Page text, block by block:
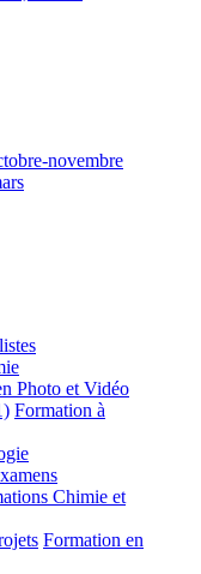
novembre
Photo et Vidéo
Formation à
Chimie et
Formation en